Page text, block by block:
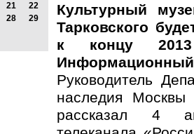
21
22
28
29
Культурный
Тарковского
к концу
Информационный
Руководитель
наследия Москвы
рассказал 4